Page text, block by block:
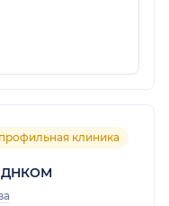
клиника
ДНКОМ